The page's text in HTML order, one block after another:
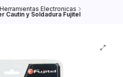
Herramientas Electronicas
Cautin y Soldadura Fujitel